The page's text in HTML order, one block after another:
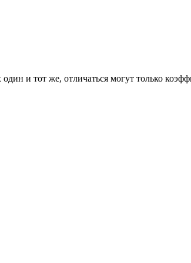
и тот же, отличаться могут только